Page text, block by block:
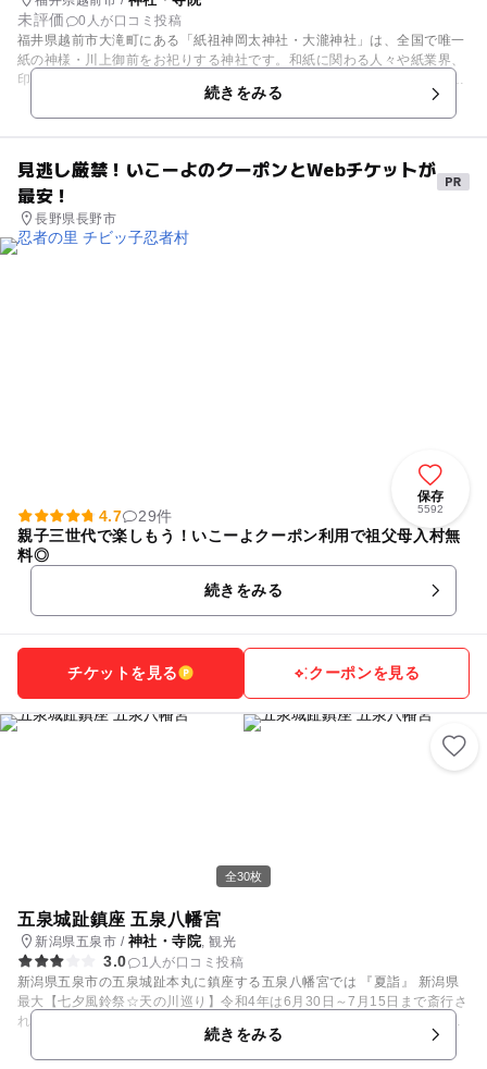
未評価
0人が口コミ投稿
福井県越前市大滝町にある「紙祖神岡太神社・大瀧神社」は、全国で唯一
紙の神様・川上御前をお祀りする神社です。和紙に関わる人々や紙業界、
印刷出版業界など多くの人々の信仰を集めています。権現山山頂の奥の院
と麓の里宮から形成されており、奥の院には紙祖神岡太神社・大瀧神社の
両本殿が並んでいます。毎年春には、春の例祭「神と紙のまつり（県指定
います。 ※掲載情報は【福井県】のオープンデータを活用しています。
続きをみる
見逃し厳禁！いこーよのクーポンとWebチケットが
最安！
長野県長野市
保存
5592
4.7
29件
親子三世代で楽しもう！いこーよクーポン利用で祖父母入村無
料◎
続きをみる
チケットを見る クーポンを見る
全30枚
五泉城趾鎮座 五泉八幡宮
新潟県五泉市 / 神社・寺院, 観光
3.0
1人が口コミ投稿
新潟県五泉市の五泉城趾本丸に鎮座する五泉八幡宮では 『夏詣』 新潟県
最大【七夕風鈴祭☆天の川巡り】令和4年は6月30日～7月15日まで斎行さ
れた。 日本全国４７都道府県・世界の風鈴が約5000個（900種類） 令和
４年に風鈴保有数日本一に認定。 ライトアップpm19～２0時30分 特別限
定御朱印有り。 クリスタルガラス製の五泉八幡風鈴を始め日本全国47都
続きをみる